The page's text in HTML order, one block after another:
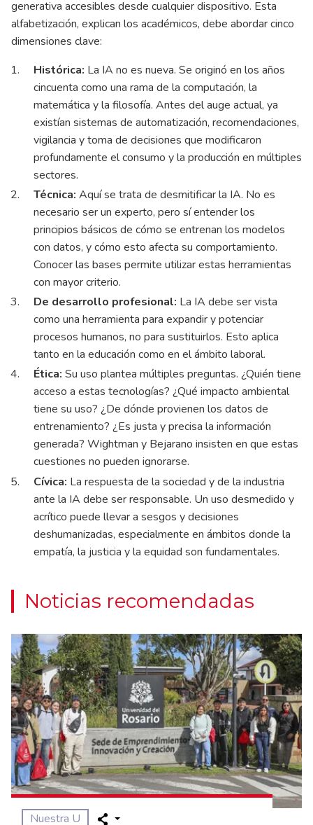
generativa accesibles desde cualquier dispositivo. Esta
alfabetización, explican los académicos, debe abordar cinco
dimensiones clave:
Histórica: La IA no es nueva. Se originó en los años
cincuenta como una rama de la computación, la
matemática y la filosofía. Antes del auge actual, ya
existían sistemas de automatización, recomendaciones,
vigilancia y toma de decisiones que modificaron
profundamente el consumo y la producción en múltiples
sectores.
Técnica: Aquí se trata de desmitificar la IA. No es
necesario ser un experto, pero sí entender los
principios básicos de cómo se entrenan los modelos
con datos, y cómo esto afecta su comportamiento.
Conocer las bases permite utilizar estas herramientas
con mayor criterio.
De desarrollo profesional: La IA debe ser vista
como una herramienta para expandir y potenciar
procesos humanos, no para sustituirlos. Esto aplica
tanto en la educación como en el ámbito laboral.
Ética: Su uso plantea múltiples preguntas. ¿Quién tiene
acceso a estas tecnologías? ¿Qué impacto ambiental
tiene su uso? ¿De dónde provienen los datos de
entrenamiento? ¿Es justa y precisa la información
generada? Wightman y Bejarano insisten en que estas
cuestiones no pueden ignorarse.
Cívica: La respuesta de la sociedad y de la industria
ante la IA debe ser responsable. Un uso desmedido y
acrítico puede llevar a sesgos y decisiones
deshumanizadas, especialmente en ámbitos donde la
empatía, la justicia y la equidad son fundamentales.
Noticias recomendadas
Nuestra U